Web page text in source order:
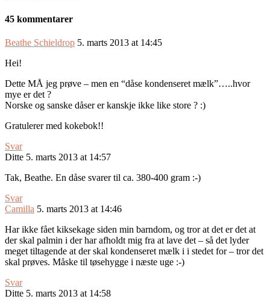
45 kommentarer
Beathe Schieldrop 5. marts 2013 at 14:45
Hei!
Dette MÅ jeg prøve – men en “dåse kondenseret mælk”…..hvor
mye er det ?
Norske og sanske dåser er kanskje ikke like store ? :)
Gratulerer med kokebok!!
Svar
Ditte 5. marts 2013 at 14:57
Tak, Beathe. En dåse svarer til ca. 380-400 gram :-)
Svar
Camilla 5. marts 2013 at 14:46
Har ikke fået kiksekage siden min barndom, og tror at det er det at
der skal palmin i der har afholdt mig fra at lave det – så det lyder
meget tiltagende at der skal kondenseret mælk i i stedet for – tror det
skal prøves. Måske til tøsehygge i næste uge :-)
Svar
Ditte 5. marts 2013 at 14:58